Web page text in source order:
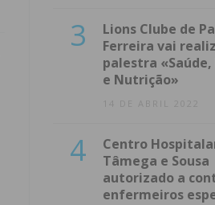
3
Lions Clube de
Ferreira vai
palestra
e Nutrição»
14 DE ABRIL 2022
4
Centro
Tâmega e Sousa
autorizado a
enfermeiros